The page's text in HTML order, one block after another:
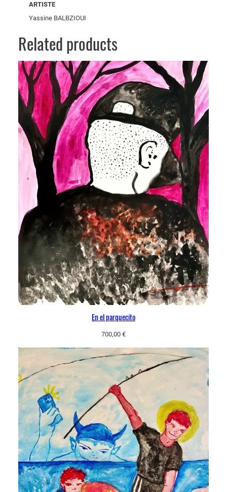
ARTISTE
Yassine BALBZIOUI
Related products
En el parquecito
700,00 €